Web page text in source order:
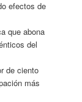
efectos de
que abona
del
de ciento
más